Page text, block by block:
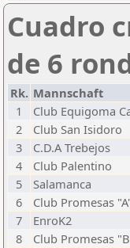
Cuadro
de 6
Rk. Mannschaft
1
Club Equigoma
2
Club San Isidoro
3
C.D.A Trebejos
4
Club Palentino
5
Salamanca
6
Club Promesas
7
EnroK2
8
Club Promesas